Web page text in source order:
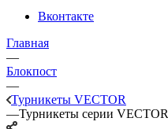
Вконтакте
Главная
—
Блокпост
—
Турникеты VECTOR
—Турникеты серии VECTOR